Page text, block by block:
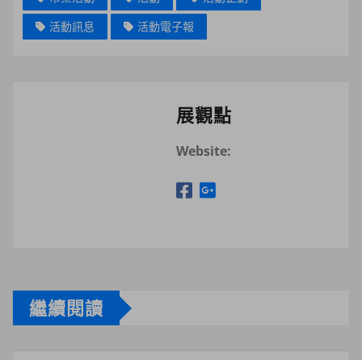
活動訊息
活動電子報
展觀點
Website:
繼續閱讀